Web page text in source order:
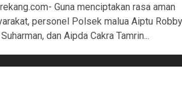
Guna menciptakan rasa aman
personel Polsek malua Aiptu Robby
dan Aipda Cakra Tamrin...